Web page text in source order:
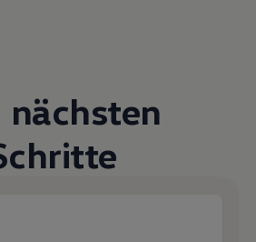
nächsten